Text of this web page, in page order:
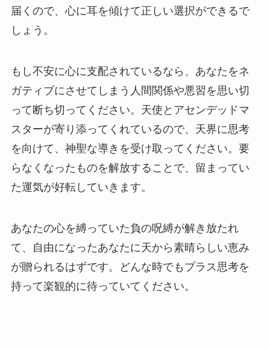
届くので、心に耳を傾けて正しい選択ができるで
しょう。
もし不安に心に支配されているなら、あなたをネ
ガティブにさせてしまう人間関係や悪習を思い切
って断ち切ってください。天使とアセンデッドマ
スターが寄り添ってくれているので、天界に思考
を向けて、神聖な導きを受け取ってください。要
らなくなったものを解放することで、留まってい
た運気が好転していきます。
あなたの心を縛っていた負の呪縛が解き放たれ
て、自由になったあなたに天から素晴らしい恵み
が贈られるはずです。どんな時でもプラス思考を
持って楽観的に待っていてください。